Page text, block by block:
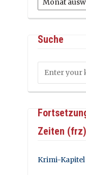
Suche
Zeiten (frz)
Krimi-Kapitel